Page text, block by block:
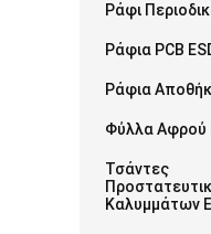
Ράφι
Ράφια PCB
Ράφια
Φύλλα Αφρού
Τσάντες
Καλυμμάτων